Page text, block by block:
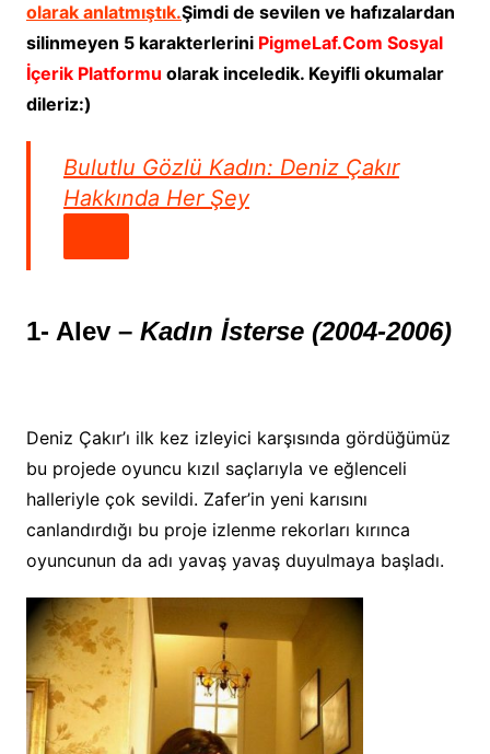
olarak anlatmıştık.Şimdi de sevilen ve hafızalardan
silinmeyen 5 karakterleriniPigmeLaf.Com Sosyal
İçerik Platformu olarak inceledik. Keyifli okumalar
dileriz:)
Bulutlu Gözlü Kadın: Deniz Çakır
Hakkında Her Şey
1- Alev –Kadın İsterse (2004-2006)
Deniz Çakır’ı ilk kez izleyici karşısında gördüğümüz
bu projede oyuncu kızıl saçlarıyla ve eğlenceli
halleriyle çok sevildi. Zafer’in yeni karısını
canlandırdığı bu proje izlenme rekorları kırınca
oyuncunun da adı yavaş yavaş duyulmaya başladı.